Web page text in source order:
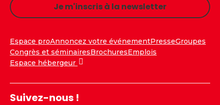
Je m'inscris à la newsletter
Espace proAnnoncez votre événementPresseGroupes
Congrès et séminairesBrochuresEmplois
Espace hébergeur
Suivez-nous !